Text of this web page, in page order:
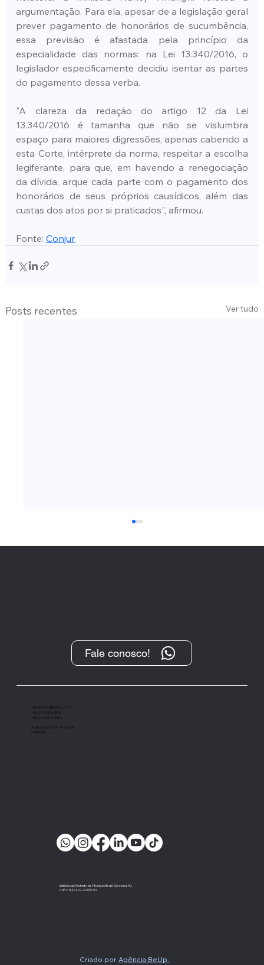
argumentação. Para ela, apesar de a legislação geral
prever pagamento de honorários de sucumbência,
essa previsão é afastada pela princípio da
especialidade das normas: na Lei 13.340/2016, o
legislador especificamente decidiu isentar as partes
do pagamento dessa verba.
"A clareza da redação do artigo 12 da Lei
13.340/2016 é tamanha que não se vislumbra
espaço para maiores digressões, apenas cabendo a
esta Corte, intérprete da norma, respeitar a escolha
legiferante, para que, em havendo a renegociação
da dívida, arque cada parte com o pagamento dos
honorários de seus próprios causídicos, além das
custas dos atos por si praticados", afirmou.
Fonte: Conjur
Posts recentes Ver tudo
“O Protesto, após sua transformação
importante instrumento de cobrança”
Criado porAgência BeUp.
Instituto de Protesto de Títulos do Brasil-Seccional-RJ
CNPJ: 11.424.022/0001-03
Fale conosco!
atendimento@ieptbrj.com.br
+55 21 98331-6578
+55 21 98372-3385
Av Rio Branco, 131 - 14º andar
Centro, RJ